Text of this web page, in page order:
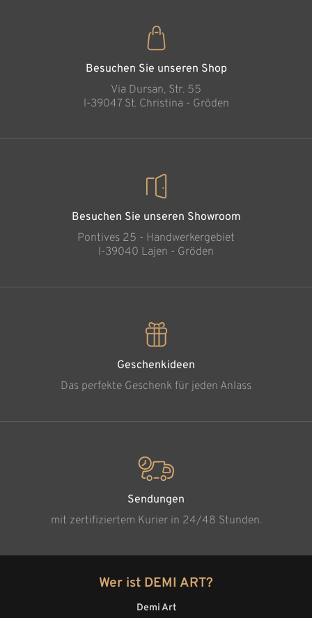
Hinzugefügt zum
Besuchen Sie unseren Shop
Via Dursan, Str. 55
l-39047 St. Christina - Gröden
Besuchen Sie unseren Showroom
Pontives 25 - Handwerkergebiet
l-39040 Lajen - Gröden
Geschenkideen
Das perfekte Geschenk für jeden Anlass
Sendungen
mit zertifiziertem Kurier in 24/48 Stunden.
Wer ist DEMI ART?
Demi Art